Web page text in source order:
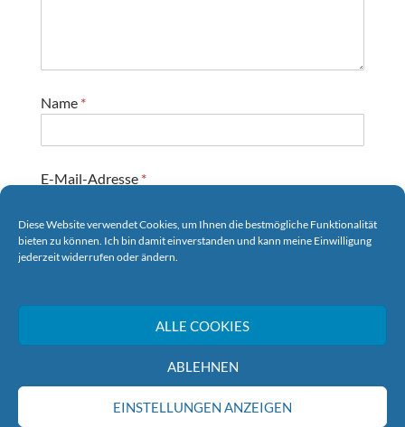
Diese Website verwendet Cookies, um Ihnen die bestmögliche Funktionalität
bieten zu können. Ich bin damit einverstanden und kann meine Einwilligung
jederzeit widerrufen oder ändern.
ALLE COOKIES
ABLEHNEN
EINSTELLUNGEN ANZEIGEN
Name *
E-Mail-Adresse *
Website
© Wohnungsbaugenossenschaft Sassnitz eG 2018-